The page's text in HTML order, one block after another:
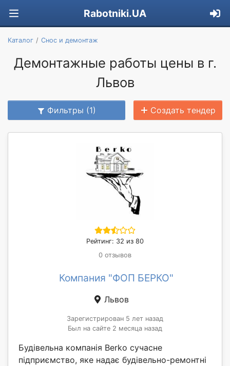
Rabotniki.UA
Каталог Снос и демонтаж
Демонтажные работы цены в г.
Львов
Фильтры (1) Создать тендер
Рейтинг: 32 из 80
0 отзывов
Компания "ФОП БЕРКО"
Львов
Зарегистрирован 5 лет назад
Был на сайте 2 месяца назад
Будівельна компанія Berko сучасне
підприємство, яке надає будівельно-ремонтні